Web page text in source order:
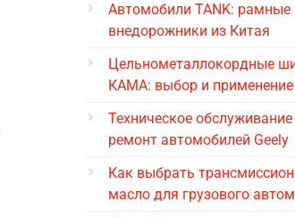
Автомобили TANK: рамные
внедорожники из Китая
Цельнометаллокордные
КАМА: выбор и применение
Техническое обслуживание
ремонт автомобилей Geely
Как выбрать
масло для грузового